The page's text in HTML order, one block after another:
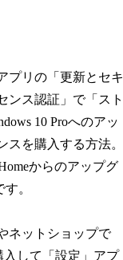
プリの「更新とセキ
ンス認証」で「スト
10 Proへのアッ
スを購入する方法。
からのアップグ
。
ネットショップで
入して「設定」アプ